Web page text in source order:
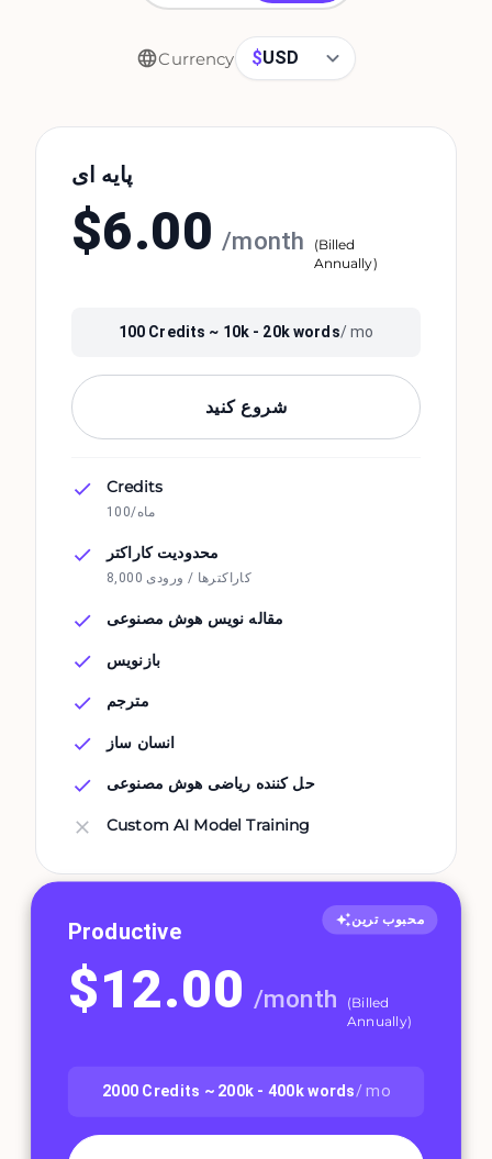
Currency $USD
پایه ای
$6.00 /month (Billed
Annually)
100 Credits ~ 10k - 20kwords/ mo
شروع کنید
Credits
100/ماه
محدودیت کاراکتر
8,000 کاراکترها / ورودی
مقاله نویس هوش مصنوعی
بازنویس
مترجم
انسان ساز
حل کننده ریاضی هوش مصنوعی
Custom AI Model Training
محبوب ترین Productive
$12.00 /month (Billed
Annually)
2000 Credits ~ 200k - 400kwords/ mo